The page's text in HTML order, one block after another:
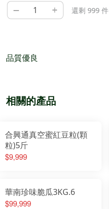
– + 還剩 999 件
品質優良
相關的產品
合興通真空蜜紅豆粒(顆
粒)5斤
$9,999
華南珍味脆瓜3KG.6
$99,999